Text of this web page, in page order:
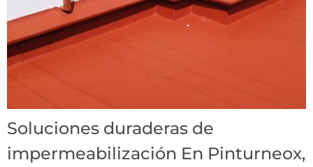
Soluciones duraderas de
impermeabilización En Pinturneox,